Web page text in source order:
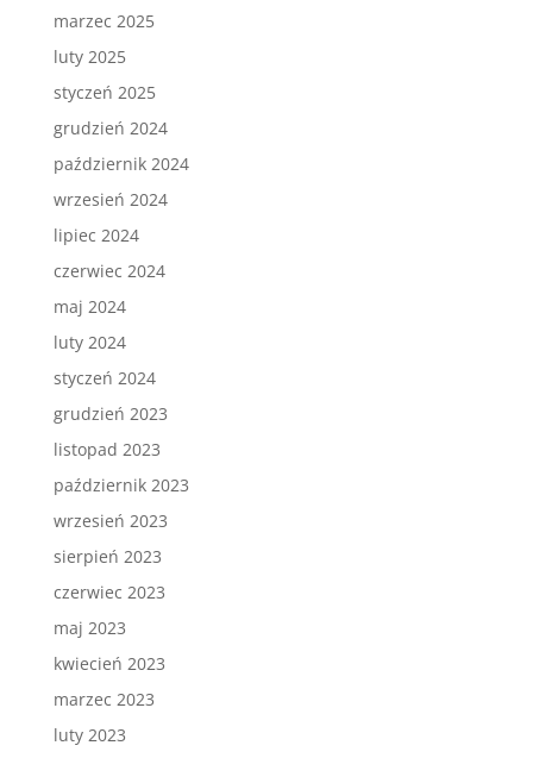
marzec 2025
luty 2025
styczeń 2025
grudzień 2024
październik 2024
wrzesień 2024
lipiec 2024
czerwiec 2024
maj 2024
luty 2024
styczeń 2024
grudzień 2023
listopad 2023
październik 2023
wrzesień 2023
sierpień 2023
czerwiec 2023
maj 2023
kwiecień 2023
marzec 2023
luty 2023